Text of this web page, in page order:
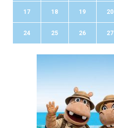
17 18 19 20
24 25 26 27